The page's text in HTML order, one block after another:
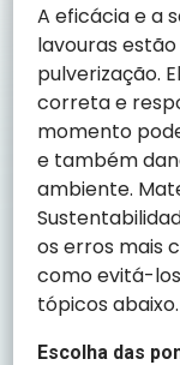
A eficácia e a
lavouras
pulverização.
correta e
momento
e também
ambiente.
os erros mais
como evitá-
tópicos abaixo.
Escolha das